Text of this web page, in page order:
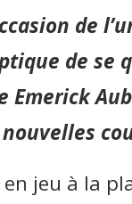
de
de se
Emerick
nouvelles
en jeu à la